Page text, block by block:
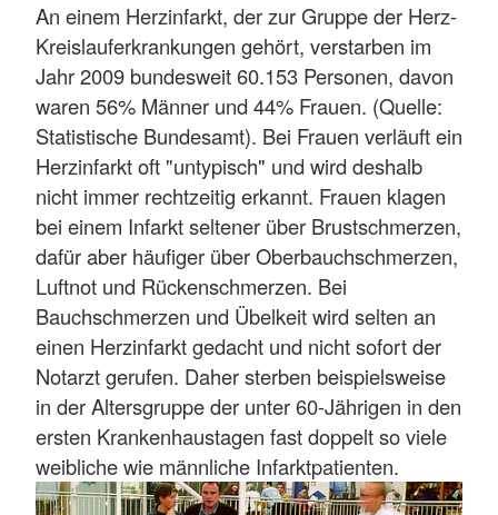
An einem Herzinfarkt, der zur Gruppe der Herz-
Kreislauferkrankungen gehört, verstarben im
Jahr 2009 bundesweit 60.153 Personen, davon
waren 56% Männer und 44% Frauen. (Quelle:
Statistische Bundesamt). Bei Frauen verläuft ein
Herzinfarkt oft "untypisch" und wird deshalb
nicht immer rechtzeitig erkannt. Frauen klagen
bei einem Infarkt seltener über Brustschmerzen,
dafür aber häufiger über Oberbauchschmerzen,
Luftnot und Rückenschmerzen. Bei
Bauchschmerzen und Übelkeit wird selten an
einen Herzinfarkt gedacht und nicht sofort der
Notarzt gerufen. Daher sterben beispielsweise
in der Altersgruppe der unter 60-Jährigen in den
ersten Krankenhaustagen fast doppelt so viele
weibliche wie männliche Infarktpatienten.